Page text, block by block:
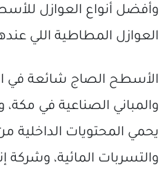
وأفضل أنواع العوازل
العوازل المطاطية اللي
الأسطح الصاج شائعة في
والمباني الصناعية في
يحمي المحتويات الداخلية
والتسربات المائية، وشركة